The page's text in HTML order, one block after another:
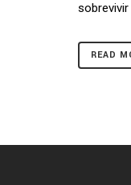
sobrevivir
READ